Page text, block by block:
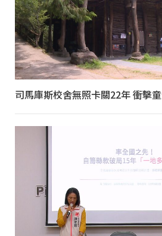
司馬庫斯校舍無照卡關22年 衝擊